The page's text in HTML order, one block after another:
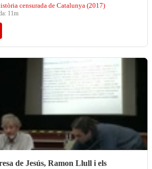
censurada de Catalunya (2017)
11m
de Jesús, Ramon Llull i els